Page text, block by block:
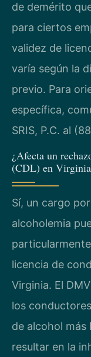
de demérito
para ciertos
validez de
varía según la
previo. Para
específica,
SRIS, P.C. al
¿Afecta un
(CDL) en
Sí, un cargo
alcoholemia
licencia de
Virginia. El
los
de alcohol más
resultar en la